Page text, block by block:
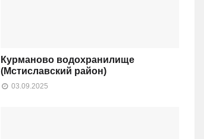
Курманово водохранилище
(Мстиславский район)
03.09.2025